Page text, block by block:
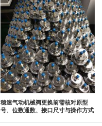
稳速气动机械阀更换前需核对原型
号、位数通数、接口尺寸与操作方式